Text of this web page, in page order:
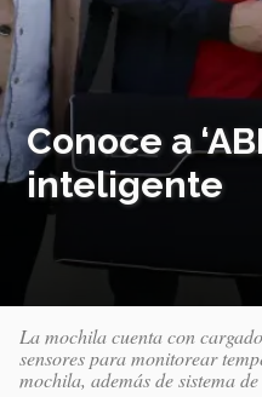
Conoce a
inteligente
La mochila cuenta con
sensores para monitorear
mochila, además de sistema